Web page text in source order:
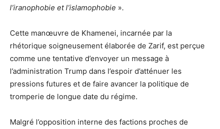
l’iranophobie et l’islamophobie ».
Cette manœuvre de Khamenei, incarnée par la
rhétorique soigneusement élaborée de Zarif, est perçue
comme une tentative d’envoyer un message à
l’administration Trump dans l’espoir d’atténuer les
pressions futures et de faire avancer la politique de
tromperie de longue date du régime.
Malgré l’opposition interne des factions proches de